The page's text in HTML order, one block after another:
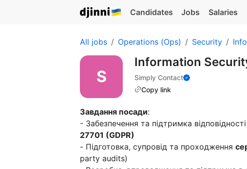
Candidates Jobs Salaries
All jobs Operations (Ops) Security
Information
Simply Contact
Copy link
Завдання посади:
- Забезпечення та підтримка
27701 (GDPR)
- Підготовка, супровід та проходження
party audits)